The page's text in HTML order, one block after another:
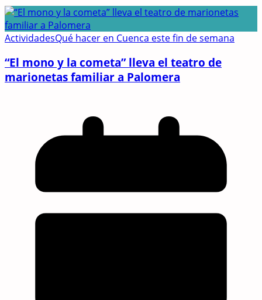
ActividadesQué hacer en Cuenca este fin de semana
“El mono y la cometa” lleva el teatro de
marionetas familiar a Palomera